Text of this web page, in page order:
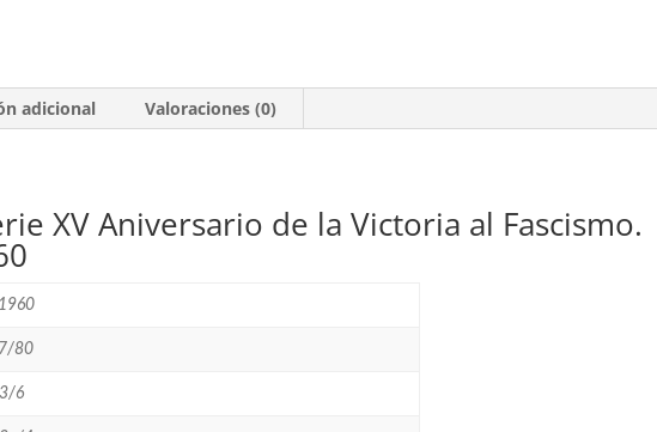
**1960
cantidad
adicional Valoraciones (0)
XV Aniversario de la Victoria al Fascismo.
80
6